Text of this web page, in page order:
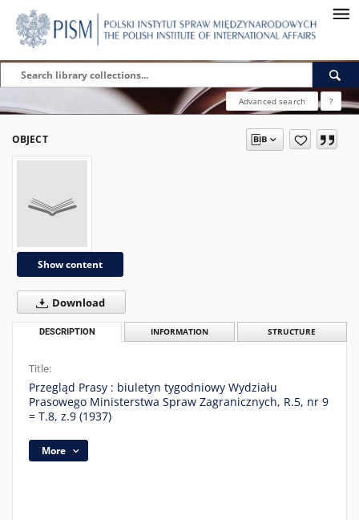
Advanced search ?
OBJECT
Show content
Download
DESCRIPTION INFORMATION STRUCTURE
Title:
Przegląd Prasy : biuletyn tygodniowy Wydziału
Prasowego Ministerstwa Spraw Zagranicznych, R.5, nr 9
= T.8, z.9 (1937)
More